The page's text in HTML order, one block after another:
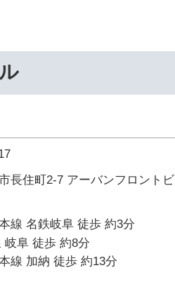
長住町2-7 アーバンフロントビ
線 名鉄岐阜 徒歩 約3分
岐阜 徒歩 約8分
線 加納 徒歩 約13分